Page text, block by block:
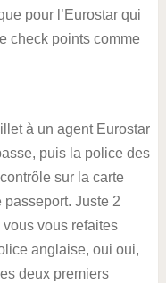
pour l’Eurostar qui
check points comme
à un agent Eurostar
puis la police des
sur la carte
passeport. Juste 2
vous refaites
anglaise, oui oui,
deux premiers